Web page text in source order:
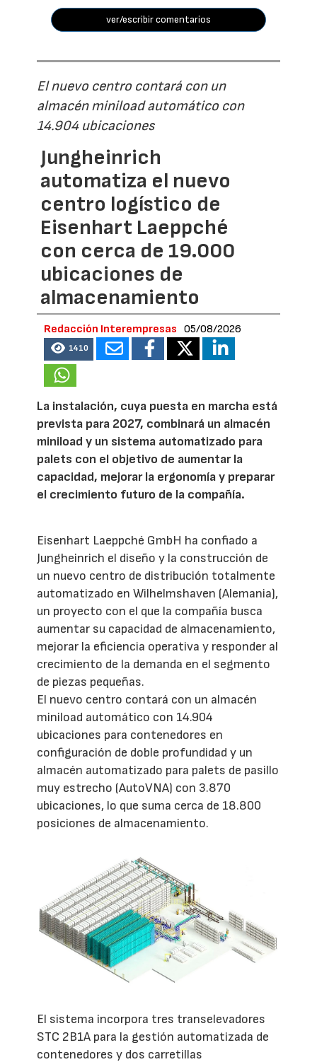
ver/escribir comentarios
El nuevo centro contará con un
almacén miniload automático con
14.904 ubicaciones
Jungheinrich
automatiza el nuevo
centro logístico de
Eisenhart Laeppché
con cerca de 19.000
ubicaciones de
almacenamiento
Redacción Interempresas 05/08/2026
1410
La instalación, cuya puesta en marcha está
prevista para 2027, combinará un almacén
miniload y un sistema automatizado para
palets con el objetivo de aumentar la
capacidad, mejorar la ergonomía y preparar
el crecimiento futuro de la compañía.
Eisenhart Laeppché GmbH ha confiado a
Jungheinrich el diseño y la construcción de
un nuevo centro de distribución totalmente
automatizado en Wilhelmshaven (Alemania),
un proyecto con el que la compañía busca
aumentar su capacidad de almacenamiento,
mejorar la eficiencia operativa y responder al
crecimiento de la demanda en el segmento
de piezas pequeñas.
El nuevo centro contará con un almacén
miniload automático con 14.904
ubicaciones para contenedores en
configuración de doble profundidad y un
almacén automatizado para palets de pasillo
muy estrecho (AutoVNA) con 3.870
ubicaciones, lo que suma cerca de 18.800
posiciones de almacenamiento.
El sistema incorpora tres transelevadores
STC 2B1A para la gestión automatizada de
contenedores y dos carretillas